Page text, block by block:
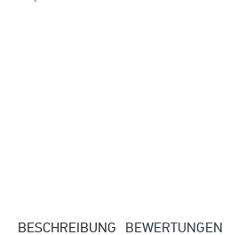
BESCHREIBUNG BEWERTUNGEN